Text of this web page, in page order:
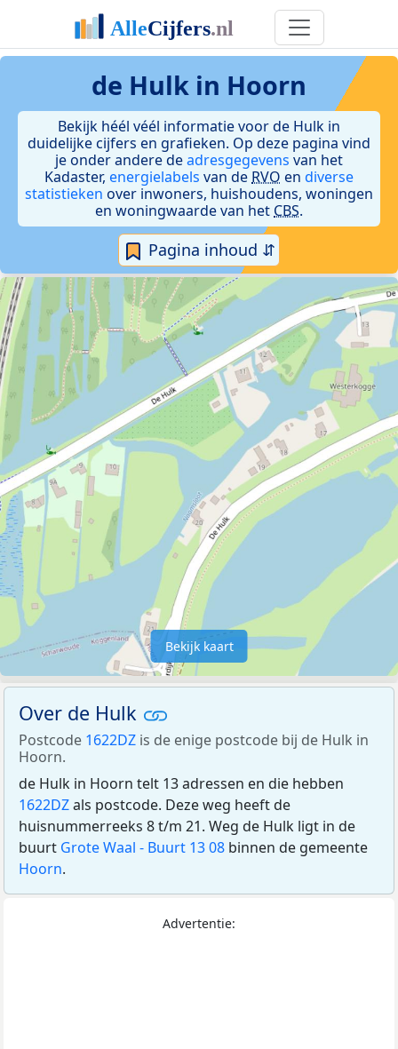
de Hulk in Hoorn
Bekijk héél véél informatie voor de Hulk in
duidelijke cijfers en grafieken. Op deze pagina vind
je onder andere deadresgegevens van het
Kadaster, energielabels van de RVO en diverse
statistieken over inwoners, huishoudens, woningen
en woningwaarde van het CBS.
Pagina inhoud ⇵
Bekijk kaart
Over de Hulk
Postcode 1622DZ is de enige postcode bij de Hulk in
Hoorn.
de Hulk in Hoorn telt 13 adressen en die hebben
1622DZals postcode. Deze weg heeft de
huisnummerreeks 8 t/m 21. Weg de Hulk ligt in de
buurt Grote Waal - Buurt 13 08 binnen de gemeente
Hoorn.
Advertentie: